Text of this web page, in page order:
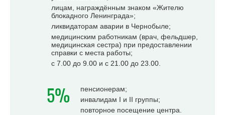
лицам, награждённым знаком «Жителю
блокадного Ленинграда»;
ликвидаторам аварии в Чернобыле;
медицинским работникам (врач, фельдшер,
медицинская сестра) при предоставлении
справки с места работы;
с 7.00 до 9.00 и с 21.00 до 23.00.
5%
пенсионерам;
инвалидам I и II группы;
повторное посещение центра.